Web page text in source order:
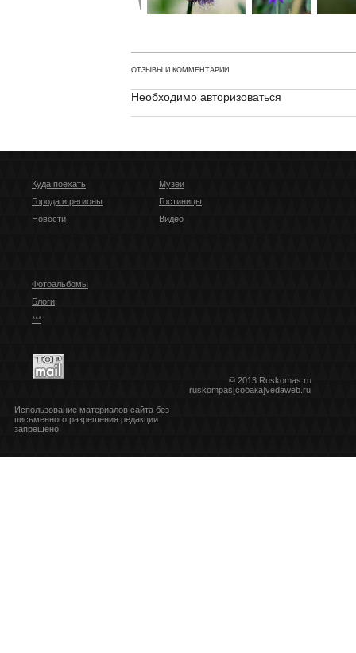
ОТЗЫВЫ И КОММЕНТАРИИ
Необходимо авторизоваться
Куда поехать
Города и регионы
Новости
Музеи
Гостиницы
Видео
Фотоальбомы
Блоги
***
© 2013 Ruskomas.ru
ruskompas[собака]vedaweb.ru
Использование материалов сайта без
письменного разрешения редакции
запрещено